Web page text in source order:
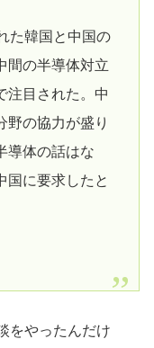
た韓国と中国の
間の半導体対立
注目された。中
野の協力が盛り
導体の話はな
国に要求したと
をやったんだけ